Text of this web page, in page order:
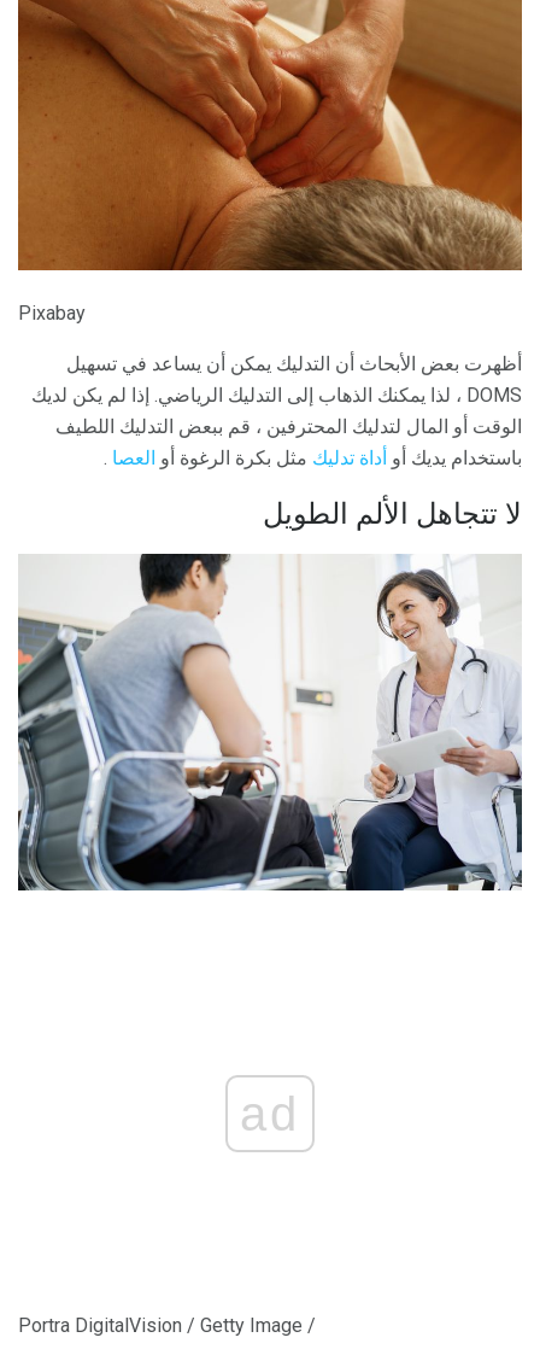
Pixabay
أظهرت بعض الأبحاث أن التدليك يمكن أن يساعد في تسهيل
DOMS ، لذا يمكنك الذهاب إلى التدليك الرياضي. إذا لم يكن لديك
الوقت أو المال لتدليك المحترفين ، قم ببعض التدليك اللطيف
باستخدام يديك أو أداة تدليك مثل بكرة الرغوة أو العصا .
لا تتجاهل الألم الطويل
ad
Portra DigitalVision / Getty Image /